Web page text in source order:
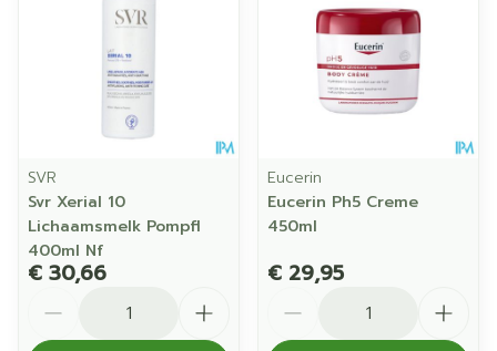
SVR
Svr Xerial 10
Lichaamsmelk Pompfl
400ml Nf
€ 30,66
Eucerin
Eucerin Ph5 Creme
450ml
€ 29,95